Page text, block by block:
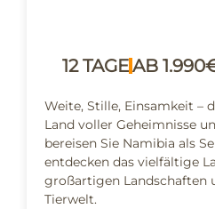
12 TAGEAB
Weite, Stille, Einsamkeit –
Land voller Geheimnisse
bereisen Sie Namibia als
entdecken das vielfältige
großartigen Landschaften
Tierwelt.